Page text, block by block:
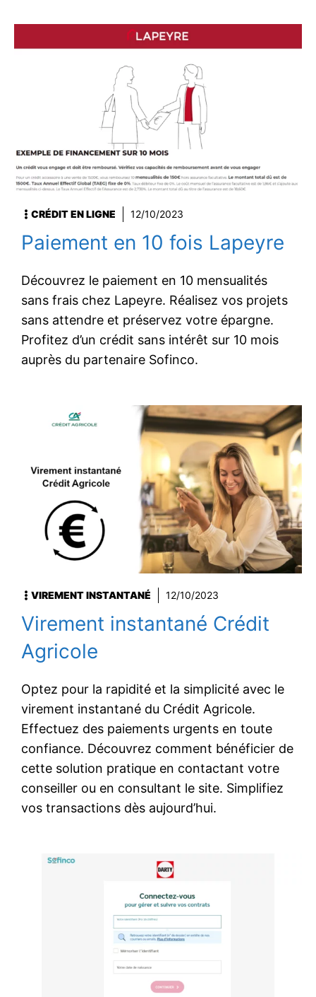
CRÉDIT EN LIGNE 12/10/2023
Paiement en 10 fois Lapeyre
Découvrez le paiement en 10 mensualités
sans frais chez Lapeyre. Réalisez vos projets
sans attendre et préservez votre épargne.
Profitez d’un crédit sans intérêt sur 10 mois
auprès du partenaire Sofinco.
VIREMENT INSTANTANÉ 12/10/2023
Virement instantané Crédit
Agricole
Optez pour la rapidité et la simplicité avec le
virement instantané du Crédit Agricole.
Effectuez des paiements urgents en toute
confiance. Découvrez comment bénéficier de
cette solution pratique en contactant votre
conseiller ou en consultant le site. Simplifiez
vos transactions dès aujourd’hui.